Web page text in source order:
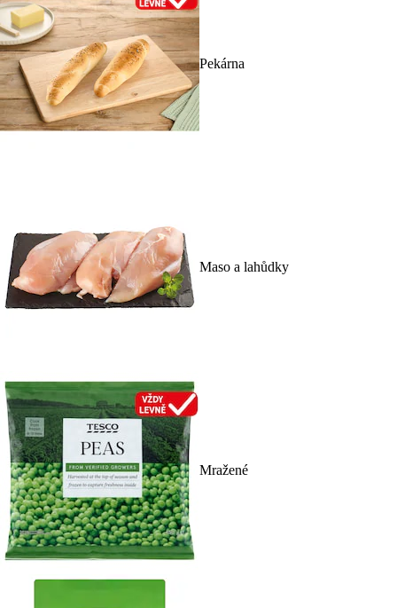
Pekárna
Maso a lahůdky
Mražené